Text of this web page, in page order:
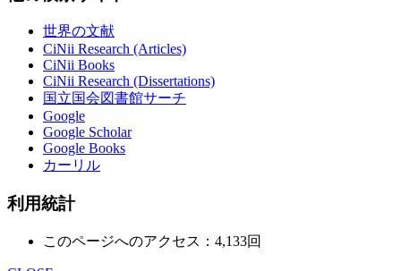
世界の文献
CiNii Research (Articles)
CiNii Books
CiNii Research (Dissertations)
国立国会図書館サーチ
Google
Google Scholar
Google Books
カーリル
利用統計
このページへのアクセス：4,133回